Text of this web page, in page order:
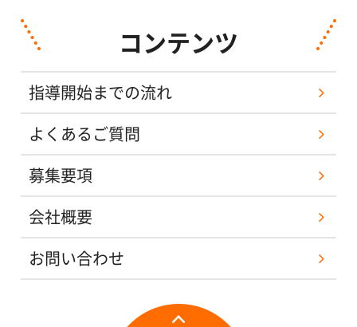
コンテンツ
指導開始までの流れ
よくあるご質問
募集要項
会社概要
お問い合わせ